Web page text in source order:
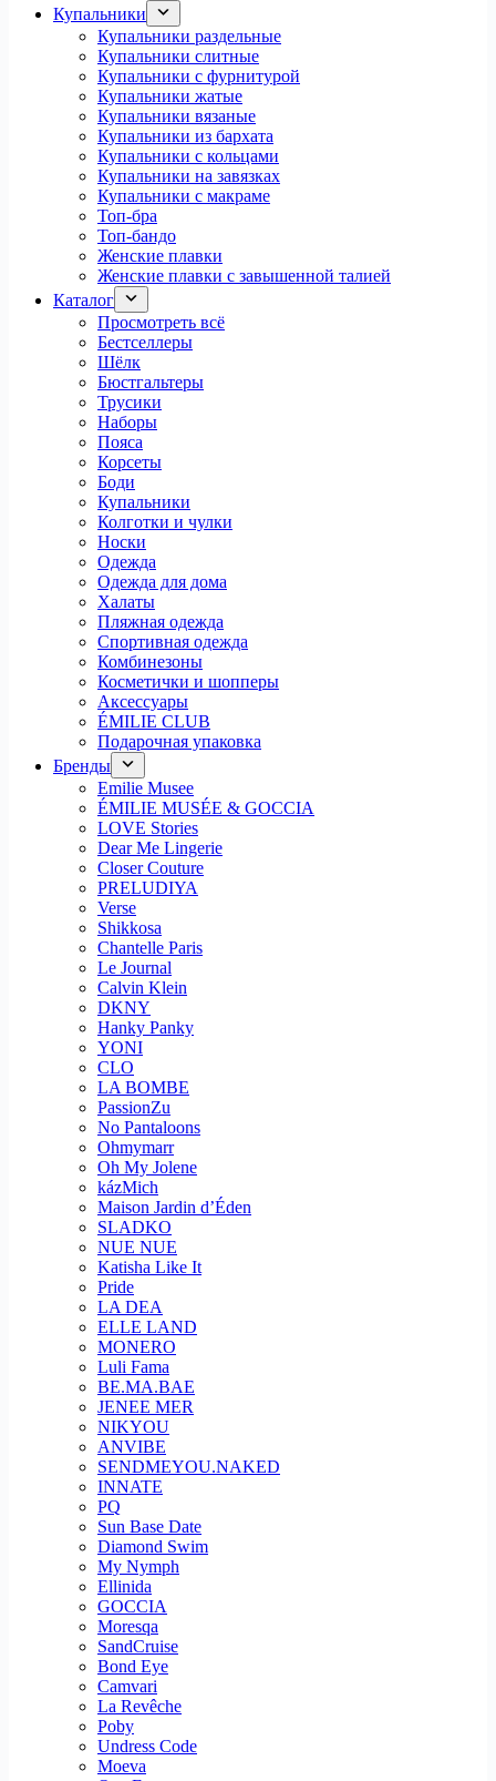
Купальники
Купальники раздельные
Купальники слитные
Купальники с фурнитурой
Купальники жатые
Купальники вязаные
Купальники из бархата
Купальники с кольцами
Купальники на завязках
Купальники с макраме
Топ-бра
Топ-бандо
Женские плавки
Женские плавки с завышенной талией
Каталог
Просмотреть всё
Бестселлеры
Шёлк
Бюстгальтеры
Трусики
Наборы
Пояса
Корсеты
Боди
Купальники
Колготки и чулки
Носки
Одежда
Одежда для дома
Халаты
Пляжная одежда
Спортивная одежда
Комбинезоны
Косметички и шопперы
Аксессуары
ÉMILIE CLUB
Подарочная упаковка
Бренды
Emilie Musee
ÉMILIE MUSÉE & GOCCIA
LOVE Stories
Dear Me Lingerie
Closer Couture
PRELUDIYA
Verse
Shikkosa
Chantelle Paris
Le Journal
Calvin Klein
DKNY
Hanky Panky
YONI
CLO
LA BOMBE
PassionZu
No Pantaloons
Ohmymarr
Oh My Jolene
kázMich
Maison Jardin d’Éden
SLADKO
NUE NUE
Katisha Like It
Pride
LA DEA
ELLE LAND
MONERO
Luli Fama
BE.MA.BAE
JENEE MER
NIKYOU
ANVIBE
SENDMEYOU.NAKED
INNATE
PQ
Sun Base Date
Diamond Swim
My Nymph
Ellinida
GOCCIA
Moresqa
SandCruise
Bond Eye
Camvari
La Revêche
Poby
Undress Code
Moeva